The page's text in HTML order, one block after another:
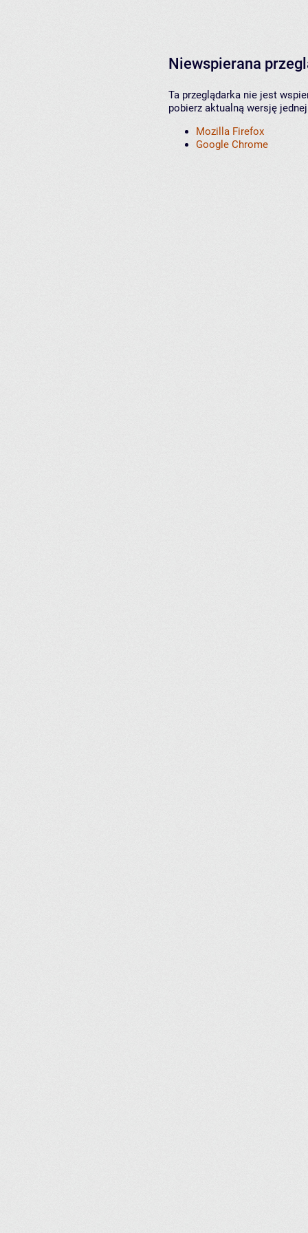
Niewspierana
Ta przeglądarka nie jest
pobierz aktualną wersję
Mozilla Firefox
Google Chrome